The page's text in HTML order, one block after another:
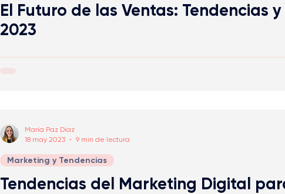
El Futuro de las Ventas: Tendencias
2023
Tendencias del Marketing Digital
Marketing y Tendencias
María Paz Díaz
18 may 2023
9 min de lectura